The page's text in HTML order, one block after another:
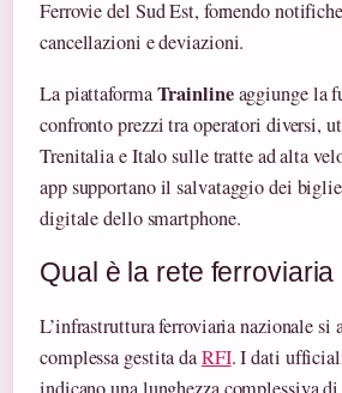
Ferrovie del Sud Est, fornendo
cancellazioni e deviazioni.
La piattaformaTrainlineaggiunge la
confronto prezzi tra operatori diversi,
Trenitalia e Italo sulle tratte ad alta
app supportano il salvataggio dei
digitale dello smartphone.
Qual è la rete ferroviaria
L’infrastruttura ferroviaria nazionale si
complessa gestita daRFI. I dati